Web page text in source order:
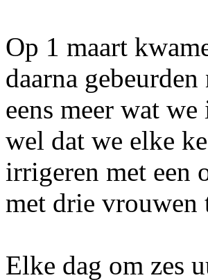
Op 1 maart
daarna
eens meer wat
wel dat we elke
irrigeren met een
met drie vrouwen
Elke dag om zes